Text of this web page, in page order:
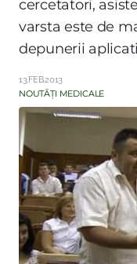
cercetatori,
varsta este de
depunerii
13.FEB.2013
NOUTĂȚI MEDICALE